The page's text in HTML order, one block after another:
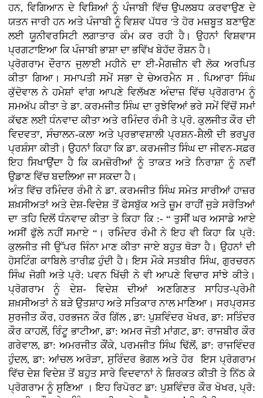
ਹਨ, ਵਿਗਿਆਨ ਦੇ ਵਿਸ਼ਿਆਂ ਨੂੰ ਪੰਜਾਬੀ ਵਿੱਚ ਉਪਲਬਧ ਕਰਵਾਉਣ ਦੇ
ਯਤਨ ਜਾਰੀ ਹਨ ਅਤੇ ਪੰਜਾਬੀ ਨੂੰ ਵਿਸ਼ਵ ਪੱਧਰ 'ਤੇ ਹੋਰ ਮਜ਼ਬੂਤ ਬਣਾਉਣ
ਲਈ ਯੂਨੀਵਰਸਿਟੀ ਲਗਾਤਾਰ ਕੰਮ ਕਰ ਰਹੀ ਹੈ। ਉਹਨਾਂ ਵਿਸ਼ਵਾਸ
ਪ੍ਰਗਟਾਇਆ ਕਿ ਪੰਜਾਬੀ ਭਾਸ਼ਾ ਦਾ ਭਵਿੱਖ ਬੇਹੱਦ ਰੌਸ਼ਨ ਹੈ।
ਪ੍ਰੋਗਰਾਮ ਦੌਰਾਨ ਜੁਲਾਈ ਮਹੀਨੇ ਦਾ ਈ-ਮੈਗਜ਼ੀਨ ਵੀ ਲੋਕ ਅਰਪਿਤ
ਕੀਤਾ ਗਿਆ। ਸਮਾਪਤੀ ਸਮੇਂ ਸਭਾ ਦੇ ਚੇਅਰਮੈਨ ਸ . ਪਿਆਰਾ ਸਿੰਘ
ਕੁੱਦੋਵਾਲ ਨੇ ਹਮੇਸ਼ਾਂ ਵਾਂਗ ਆਪਣੇ ਵਿਲੱਖਣ ਅੰਦਾਜ਼ ਵਿੱਚ ਪ੍ਰੋਗਰਾਮ ਨੂੰ
ਸਮਅੱਪ ਕੀਤਾ ਤੇ ਡਾ. ਕਰਮਜੀਤ ਸਿੰਘ ਦਾ ਰੁਝੇਵਿਆਂ ਭਰੇ ਸਮੇਂ ਵਿੱਚੋਂ ਸਮਾਂ
ਕੱਢਣ ਲਈ ਧੰਨਵਾਦ ਕੀਤਾ ਅਤੇ ਰਮਿੰਦਰ ਰੰਮੀ ਤੇ ਪ੍ਰੋ. ਕੁਲਜੀਤ ਕੌਰ ਦੀ
ਵਿਦਵਤਾ, ਸੰਚਾਲਨ-ਕਲਾ ਅਤੇ ਪ੍ਰਭਾਵਸ਼ਾਲੀ ਪ੍ਰਸ਼ਨ-ਸ਼ੈਲੀ ਦੀ ਭਰਪੂਰ
ਪ੍ਰਸ਼ੰਸਾ ਕੀਤੀ। ਉਹਨਾਂ ਕਿਹਾ ਕਿ ਡਾ. ਕਰਮਜੀਤ ਸਿੰਘ ਦਾ ਜੀਵਨ-ਸਫ਼ਰ
ਇਹ ਸਿਖਾਉਂਦਾ ਹੈ ਕਿ ਕਮਜ਼ੋਰੀਆਂ ਨੂੰ ਤਾਕਤ ਅਤੇ ਨਿਰਾਸ਼ਾ ਨੂੰ ਨਵੀਂ
ਉਡਾਣ ਵਿੱਚ ਬਦਲਿਆ ਜਾ ਸਕਦਾ ਹੈ।
ਅੰਤ ਵਿੱਚ ਰਮਿੰਦਰ ਰੰਮੀ ਨੇ ਡਾ. ਕਰਮਜੀਤ ਸਿੰਘ ਸਮੇਤ ਸਾਰੀਆਂ ਹਾਜ਼ਰ
ਸ਼ਖ਼ਸੀਅਤਾਂ ਅਤੇ ਦੇਸ਼-ਵਿਦੇਸ਼ ਤੋਂ ਫੇਸਬੁੱਕ ਅਤੇ ਜ਼ੂਮ ਰਾਹੀਂ ਜੁੜੇ ਸਰੋਤਿਆਂ
ਦਾ ਤਹਿ ਦਿਲੋਂ ਧੰਨਵਾਦ ਕੀਤਾ ਤੇ ਕਿਹਾ ਕਿ :- “ ਤੁਸੀਂ ਘਰ ਅਸਾਡੇ ਆਏ
ਅਸੀਂ ਫੁੱਲੇ ਨਹੀਂ ਸਮਾਏ “। ਰਮਿੰਦਰ ਰੰਮੀ ਨੇ ਇਹ ਵੀ ਕਿਹਾ ਕਿ ਪ੍ਰੋ:
ਕੁਲਜੀਤ ਜੀ ਉੱਪਰ ਜਿੰਨਾ ਮਾਣ ਕੀਤਾ ਜਾਏ ਬਹੁਤ ਥੋੜਾ ਹੈ। ਉਹਨਾਂ ਦੀ
ਹੋਸਟਿੰਗ ਕਾਬਿਲੇ ਤਾਰੀਫ਼ ਹੁੰਦੀ ਹੈ। ਇਸ ਮੌਕੇ ਸਤਬੀਰ ਸਿੰਘ, ਗੁਰਚਰਨ
ਸਿੰਘ ਜੋਗੀ ਅਤੇ ਪ੍ਰੋ: ਪਵਨ ਖਿੱਚੀ ਨੇ ਵੀ ਆਪਣੇ ਵਿਚਾਰ ਸਾਂਝੇ ਕੀਤੇ।
ਪ੍ਰੋਗਰਾਮ ਨੂੰ ਦੇਸ਼- ਵਿਦੇਸ਼ ਦੀਆਂ ਅਣਗਿਣਤ ਸਾਹਿਤ-ਪ੍ਰੇਮੀ
ਸ਼ਖ਼ਸੀਅਤਾਂ ਨੇ ਬੜੇ ਉਤਸ਼ਾਹ ਅਤੇ ਸਤਿਕਾਰ ਨਾਲ ਮਾਣਿਆ। ਸਰਪ੍ਰਸਤ
ਸੁਰਜੀਤ ਕੌਰ, ਹਰਭਜਨ ਕੌਰ ਗਿੱਲ , ਡਾ: ਪੁਸ਼ਵਿੰਦਰ ਖੋਖਰ, ਡਾ: ਸਤਿੰਦਰ
ਕੌਰ ਕਾਹਲੋਂ, ਰਿੰਟੂ ਭਾਟੀਆ, ਡਾ: ਅਮਰ ਜੋਤੀ ਮਾਂਗਟ, ਡਾ: ਰਾਜਬੀਰ ਕੌਰ
ਗਰੇਵਾਲ, ਡਾ: ਅਮਰਜੀਤ ਕੌਂਕੇ, ਪਰਮਜੀਤ ਸਿੰਘ ਢਿੱਲੋਂ, ਡਾ: ਰਾਜਵਿੰਦਰ
ਹੁੰਦਲ, ਡਾ: ਆਂਚਲ ਅਰੋੜਾ, ਸੁਰਿੰਦਰ ਭੋਗਲ ਅਤੇ ਹੋਰ ਇਸ ਪ੍ਰੋਗਰਾਮ
ਵਿੱਚ ਦੇਸ਼ ਵਿਦੇਸ਼ ਤੋਂ ਬਹੁਤ ਸਾਰੇ ਵਿਦਵਾਨਾਂ ਨੇ ਸ਼ਿਰਕਤ ਕੀਤੀ ਤੇ ਨਿੱਠ ਕੇ
ਪ੍ਰੋਗਰਾਮ ਨੂੰ ਸੁਣਿਆ । ਇਹ ਰਿਪੋਰਟ ਡਾ: ਪੁਸ਼ਵਿੰਦਰ ਕੌਰ ਖੋਖਰ, ਪ੍ਰੋ: